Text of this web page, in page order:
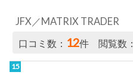
JFX／MATRIX TRADER
口コミ数： 12件 閲覧数：